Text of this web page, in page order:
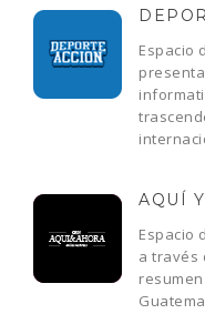
Espacio
AQUÍ
Espacio
a través